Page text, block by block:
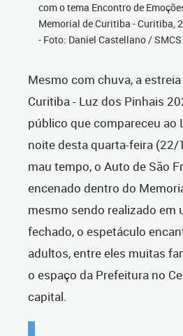
com o tema Encontro de
Memorial de Curitiba - Curitiba,
- Foto: Daniel Castellano / SMCS
Mesmo com chuva, a
Curitiba - Luz dos Pinhais
público que compareceu ao
noite desta quarta-feira (22/
mau tempo, o Auto de São
encenado dentro do
mesmo sendo realizado em
fechado, o espetáculo
adultos, entre eles muitas
o espaço da Prefeitura no
capital.